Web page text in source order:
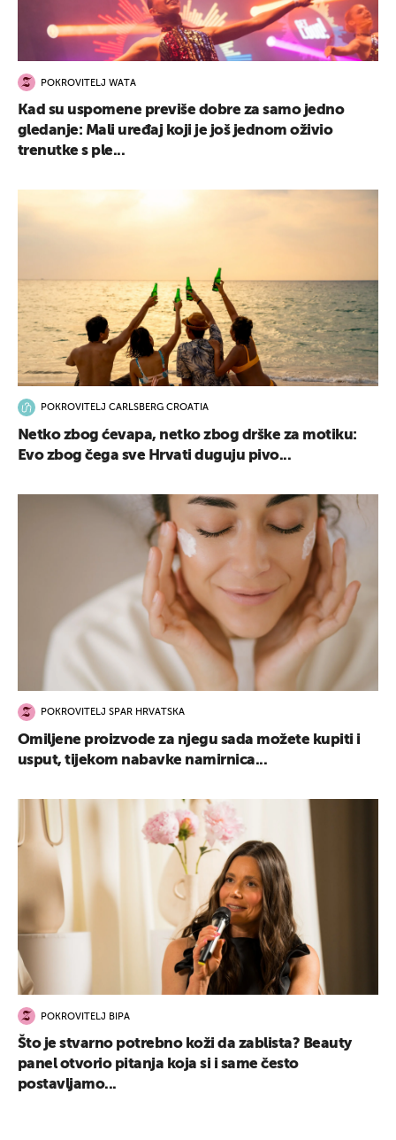
POKROVITELJ WATA
Kad su uspomene previše dobre za samo jedno
gledanje: Mali uređaj koji je još jednom oživio
trenutke s ple...
POKROVITELJ CARLSBERG CROATIA
Netko zbog ćevapa, netko zbog drške za motiku:
Evo zbog čega sve Hrvati duguju pivo...
POKROVITELJ SPAR HRVATSKA
Omiljene proizvode za njegu sada možete kupiti i
usput, tijekom nabavke namirnica...
POKROVITELJ BIPA
Što je stvarno potrebno koži da zablista? Beauty
panel otvorio pitanja koja si i same često
postavljamo...